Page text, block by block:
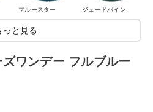
ブルースター ジェードバイン
っと見る
ワンデー フルブルー